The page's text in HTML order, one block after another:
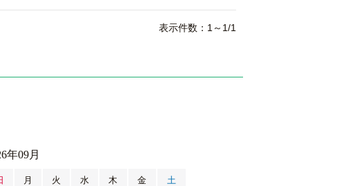
表示件数：1～1/1
年09月
月 火 水 木 金 土